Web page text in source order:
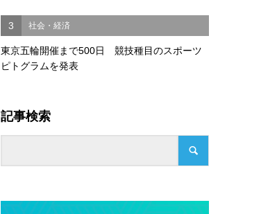
3 社会・経済
東京五輪開催まで500日 競技種目のスポーツ
ピトグラムを発表
記事検索